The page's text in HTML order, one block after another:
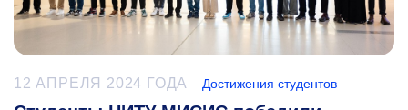
12 АПРЕЛЯ 2024 ГОДА Достижения студентов